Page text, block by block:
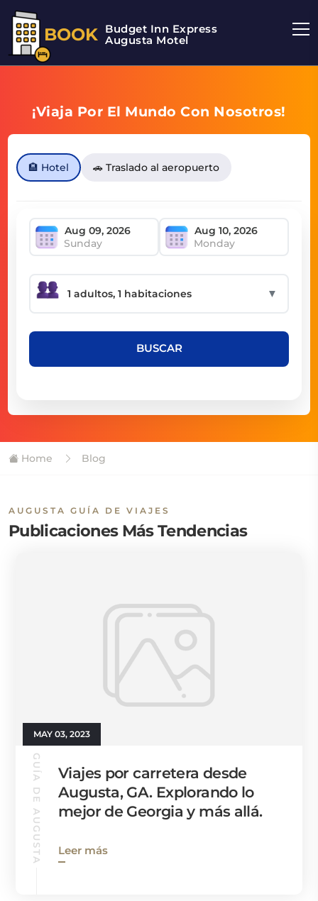
BOOK Budget Inn Express
Augusta Motel
¡Viaja Por El Mundo Con Nosotros!
🏨 Hotel 🚗 Traslado al aeropuerto
Sunday Monday
▼
BUSCAR
Home Blog
AUGUSTA GUÍA DE VIAJES
Publicaciones Más Tendencias
MAY 03, 2023
GUÍA DE AUGUSTA
Viajes por carretera desde
Augusta, GA. Explorando lo
mejor de Georgia y más allá.
Leer más